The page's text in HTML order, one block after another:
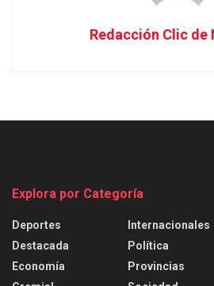
Redacción Clic de
Explora por Categoría
Deportes
Destacada
Economía
Internacionales
Política
Provincias